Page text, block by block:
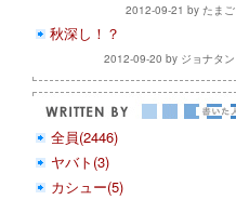
2012-09-21 by たまご
秋深し！？
2012-09-20 by ジョナタン
全員(2446)
ヤバト(3)
カシュー(5)